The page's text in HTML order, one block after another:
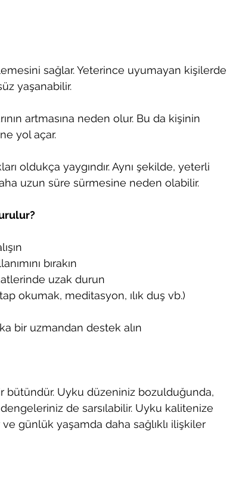
sağlar. Yeterince uyumayan kişilerde
yaşanabilir.
artmasına neden olur. Bu da kişinin
yol açar.
oldukça yaygındır. Aynı şekilde, yeterli
uzun süre sürmesine neden olabilir.
bırakın
uzak durun
okumak, meditasyon, ılık duş vb.)
bir uzmandan destek alın
bütündür. Uyku düzeniniz bozulduğunda,
de sarsılabilir. Uyku kalitenize
günlük yaşamda daha sağlıklı ilişkiler